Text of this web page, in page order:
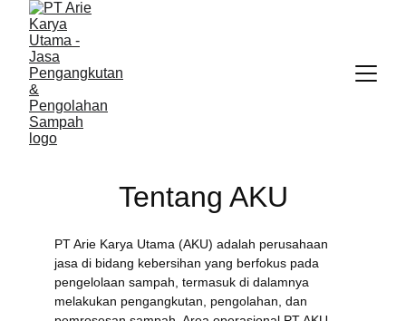
Tentang AKU
PT Arie Karya Utama (AKU) adalah perusahaan
jasa di bidang kebersihan yang berfokus pada
pengelolaan sampah, termasuk di dalamnya
melakukan pengangkutan, pengolahan, dan